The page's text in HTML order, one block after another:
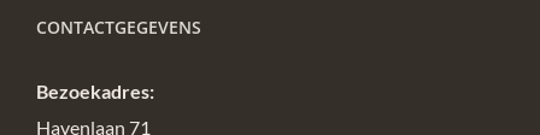
CONTACTGEGEVENS
Bezoekadres:
Havenlaan 71